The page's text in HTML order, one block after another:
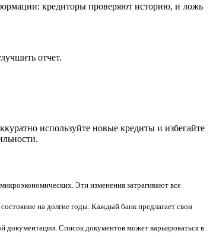
кредиторы проверяют историю, и ложь
отчет.
используйте новые кредиты и избегайте
Эти изменения затрагивают все
на долгие годы. Каждый банк предлагает свои
документации. Список документов может варьироваться в